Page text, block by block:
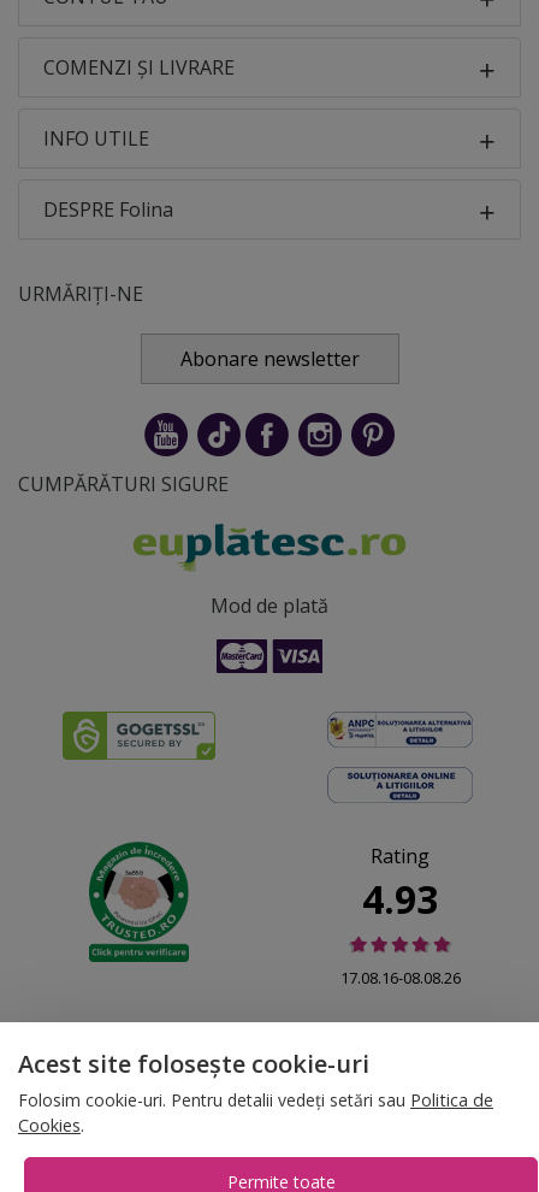
COMENZI ȘI LIVRARE
INFO UTILE
DESPRE Folina
URMĂRIȚI-NE
Abonare newsletter
CUMPĂRĂTURI SIGURE
Mod de plată
Rating
4.93
17.08.16-08.08.26
© 2026 Folina.ro | All Rights Reserved. Folina.ro |
•
Acest site folosește cookie-uri
Folosim cookie-uri. Pentru detalii vedeți setări sau Politica de
Cookies.
Permite toate